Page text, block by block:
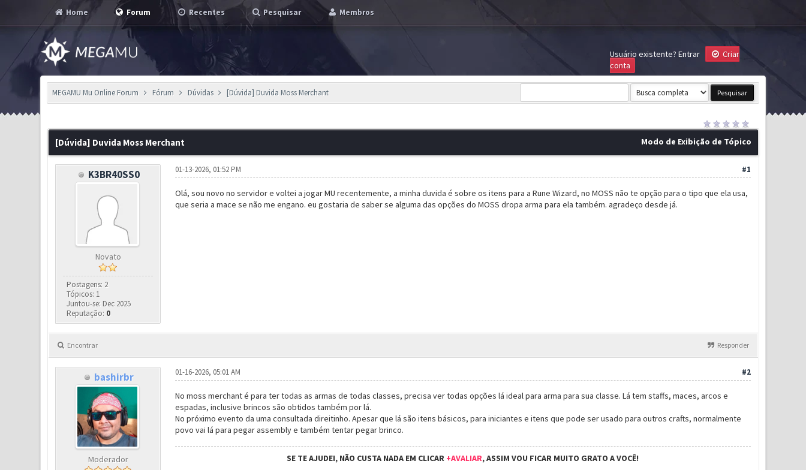
Home Forum Recentes Pesquisar Membros
Usuário existente? Entrar
Criar
conta
MEGAMU Mu Online Forum Fórum Dúvidas [Dúvida] Duvida Moss Merchant
Modo de Exibição de Tópico
[Dúvida] Duvida Moss Merchant
K3BR40SS0
Novato
Postagens: 2
Tópicos: 1
Juntou-se: Dec 2025
Reputação: 0
#1
01-13-2026, 01:52 PM
Olá, sou novo no servidor e voltei a jogar MU recentemente, a minha duvida é sobre os itens para a Rune Wizard, no MOSS não te opção para o tipo que ela usa,
que seria a mace se não me engano. eu gostaria de saber se alguma das opções do MOSS dropa arma para ela também. agradeço desde já.
Encontrar Responder
bashirbr
Moderador
#2
01-16-2026, 05:01 AM
No moss merchant é para ter todas as armas de todas classes, precisa ver todas opções lá ideal para arma para sua classe. Lá tem staffs, maces, arcos e
espadas, inclusive brincos são obtidos também por lá.
No próximo evento da uma consultada direitinho. Apesar que lá são itens básicos, para iniciantes e itens que pode ser usado para outros crafts, normalmente
povo vai lá para pegar assembly e também tentar pegar brinco.
SE TE AJUDEI, NÃO CUSTA NADA EM CLICAR +AVALIAR, ASSIM VOU FICAR MUITO GRATO A VOCÊ!